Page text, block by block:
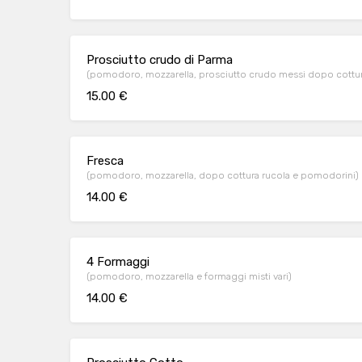
Prosciutto crudo di Parma
(pomodoro, mozzarella, prosciutto crudo messi dopo
15.00 €
Fresca
(pomodoro, mozzarella, dopo cottura rucola e pomodorini)
14.00 €
4 Formaggi
(pomodoro, mozzarella e formaggi misti vari)
14.00 €